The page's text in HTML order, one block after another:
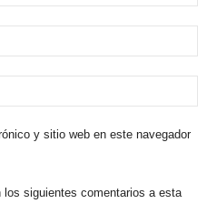
y sitio web en este navegador
siguientes comentarios a esta